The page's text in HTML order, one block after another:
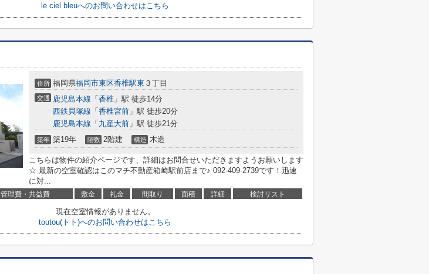
le ciel bleuへのお問い合わせはこちら
住所 福岡県福岡市東区香椎駅東 ３丁目
交通 鹿児島本線 「 香椎 」駅 徒歩14分
西鉄貝塚線 「 香椎宮前 」駅 徒歩20分
鹿児島本線 「 九産大前 」駅 徒歩21分
築年 築19年 階数 2階建 構造 木造
こちらは物件の紹介ページです、詳細はお問合せいただきますようお願いします
☆ 最新の空室確認はこのマチ不動産箱崎駅前店まで♪ 092-409-2739です！迅速
に対...
管理費・共益費 敷金 礼金 間取り 面積 詳細 検討リスト
現在空室情報がありません。
toutou(トト)へのお問い合わせはこちら